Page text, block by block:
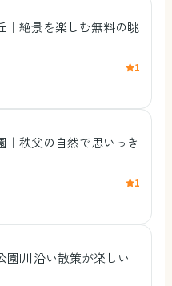
｜絶景を楽しむ無料の眺
1
｜秩父の自然で思いっき
1
園|川沿い散策が楽しい